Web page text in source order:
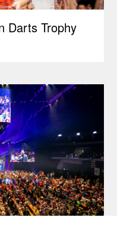
Darts Trophy